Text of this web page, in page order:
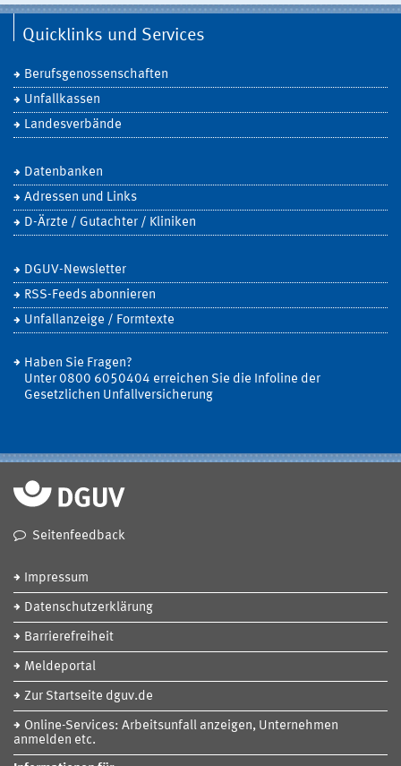
Quicklinks und Services
Berufsgenossenschaften
Unfallkassen
Landesverbände
Datenbanken
Adressen und Links
D-Ärzte / Gutachter / Kliniken
DGUV-Newsletter
RSS-Feeds abonnieren
Unfallanzeige / Formtexte
Haben Sie Fragen?
Unter 0800 6050404 erreichen Sie die Infoline der
Gesetzlichen Unfallversicherung
Seitenfeedback
Impressum
Datenschutzerklärung
Barrierefreiheit
Meldeportal
Zur Startseite dguv.de
Online-Services: Arbeitsunfall anzeigen, Unternehmen
anmelden etc.